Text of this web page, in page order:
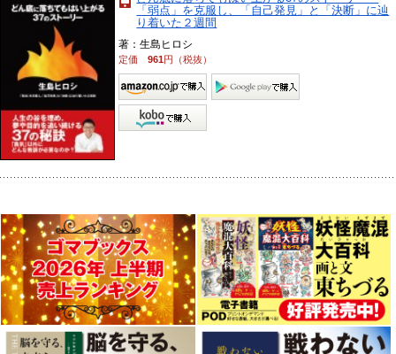
「弱点」を克服し、「自己発見」と「決断」に辿
り着いた２週間
著：生島ヒロシ
定価961円（税抜）